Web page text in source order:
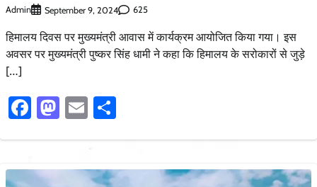
Admin September 9, 2024 625
हिमालय दिवस पर मुख्यमंत्री आवास में कार्यक्रम आयोजित किया गया। इस
अवसर पर मुख्यमंत्री पुष्कर सिंह धामी ने कहा कि हिमालय के सरोकारों से जुड़े
[…]
Facebook
Mastodon
Email